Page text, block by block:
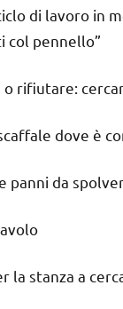
di lavoro in
col pennello”
o rifiutare:
dove è
panni da
la stanza a